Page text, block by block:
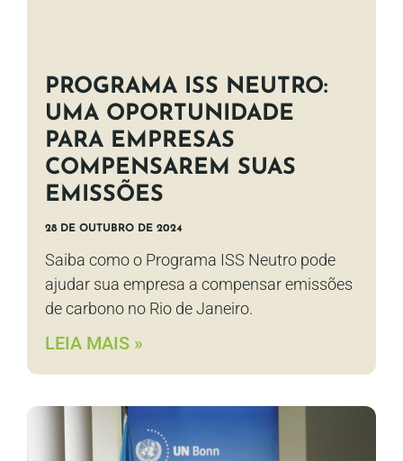
PROGRAMA ISS NEUTRO:
UMA OPORTUNIDADE
PARA EMPRESAS
COMPENSAREM SUAS
EMISSÕES
28 DE OUTUBRO DE 2024
Saiba como o Programa ISS Neutro pode
ajudar sua empresa a compensar emissões
de carbono no Rio de Janeiro.
LEIA MAIS »